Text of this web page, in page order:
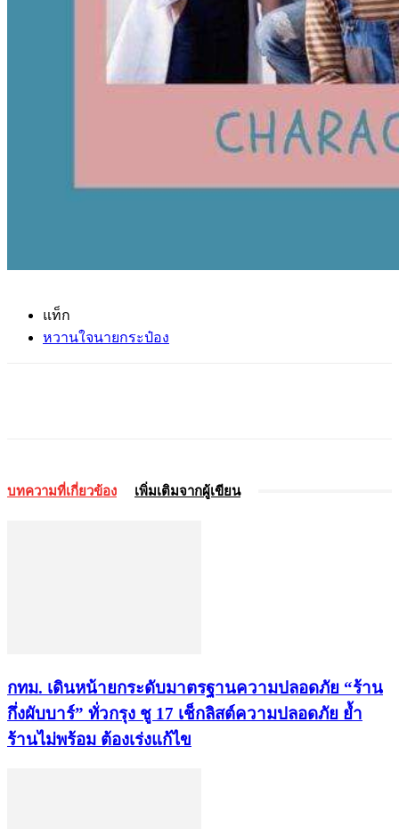
แท็ก
หวานใจนายกระป๋อง
บทความที่เกี่ยวข้อง เพิ่มเติมจากผู้เขียน
กทม. เดินหน้ายกระดับมาตรฐานความปลอดภัย “ร้าน
กึ่งผับบาร์” ทั่วกรุง ชู 17 เช็กลิสต์ความปลอดภัย ย้ำ
ร้านไม่พร้อม ต้องเร่งแก้ไข